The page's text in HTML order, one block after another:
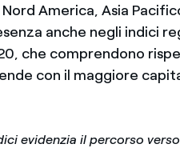
America, Asia
anche negli indici
che comprendono
con il maggiore
evidenzia il percorso